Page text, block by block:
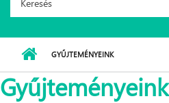
Keresés űrlap
GYŰJTEMÉNYEINK
Gyűjteményeink